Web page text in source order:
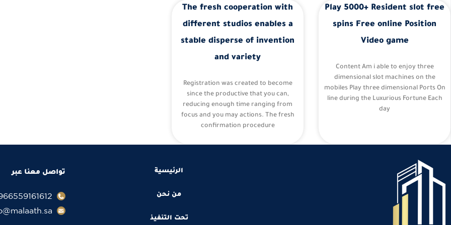
Play 5000+ Resident slot free
spins Free online Position
Video game
Content Am i able to enjoy three
dimensional slot machines on the
mobiles Play three dimensional Ports On
line during the Luxurious Fortune Each
day
The fresh cooperation with
different studios enables a
stable disperse of invention
and variety
Registration was created to become
since the productive that you can,
reducing enough time ranging from
focus and you may actions. The fresh
confirmation procedure
الرئيسية
من نحن
تحت التنفيذ
تواصل معنا عبر